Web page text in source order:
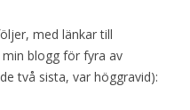
med länkar till
blogg för fyra av
två sista, var höggravid):